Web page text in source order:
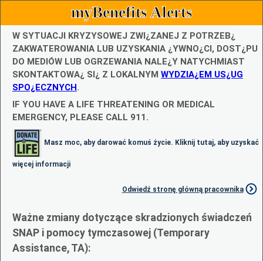
myBenefits Alerts
W SYTUACJI KRYZYSOWEJ ZWI¿ZANEJ Z POTRZEB¿
ZAKWATEROWANIA LUB UZYSKANIA ¿YWNO¿CI, DOST¿PU
DO MEDIÓW LUB OGRZEWANIA NALE¿Y NATYCHMIAST
SKONTAKTOWA¿ SI¿ Z LOKALNYM WYDZIA¿EM US¿UG
SPO¿ECZNYCH.
IF YOU HAVE A LIFE THREATENING OR MEDICAL
EMERGENCY, PLEASE CALL 911.
Masz moc, aby darować komuś życie. Kliknij tutaj, aby uzyskać
więcej informacji
Odwiedź stronę główną pracownika
Ważne zmiany dotyczące skradzionych świadczeń
SNAP i pomocy tymczasowej (Temporary
Assistance, TA):